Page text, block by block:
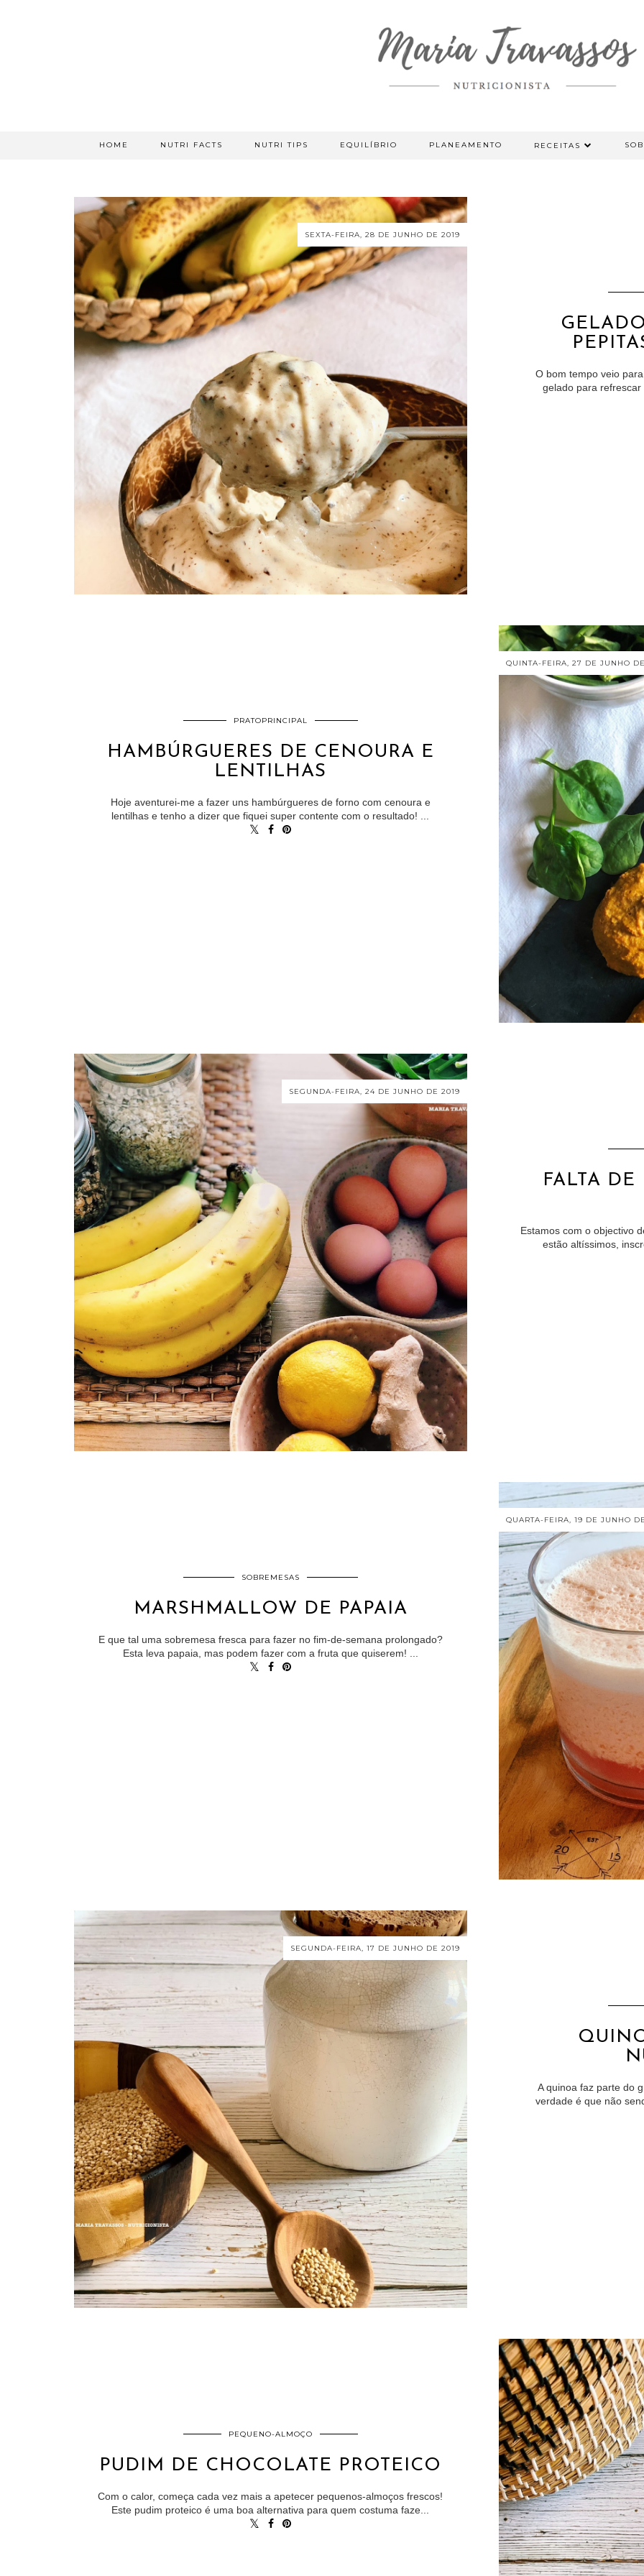
HOME NUTRI FACTS NUTRI TIPS EQUILÍBRIO PLANEAMENTO RECEITAS
SEXTA-FEIRA, 28 DE JUNHO DE 2019
O bom tempo veio
gelado para
PRATOPRINCIPAL
HAMBÚRGUERES DE CENOURA E
LENTILHAS
Hoje aventurei-me a fazer uns hambúrgueres de forno com cenoura e
lentilhas e tenho a dizer que fiquei super contente com o resultado! ...
QUINTA-FEIRA, 27 DE JUNHO
SEGUNDA-FEIRA, 24 DE JUNHO DE 2019
FALTA
Estamos com o objectivo
estão altíssimos,
SOBREMESAS
MARSHMALLOW DE PAPAIA
E que tal uma sobremesa fresca para fazer no fim-de-semana prolongado?
Esta leva papaia, mas podem fazer com a fruta que quiserem! ...
QUARTA-FEIRA, 19 DE JUNHO
SEGUNDA-FEIRA, 17 DE JUNHO DE 2019
A quinoa faz parte do
verdade é que não
PEQUENO-ALMOÇO
PUDIM DE CHOCOLATE PROTEICO
Com o calor, começa cada vez mais a apetecer pequenos-almoços frescos!
Este pudim proteico é uma boa alternativa para quem costuma faze...